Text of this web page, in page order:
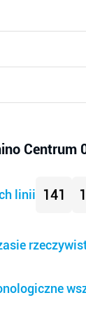
Centrum
linii 141